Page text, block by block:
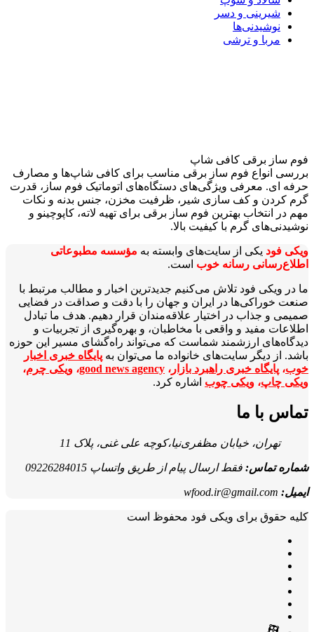
شیرینی و دسر
نوشیدنی‌ها
مربا و ترشی
فوم‌ ساز برقی کافی شاپ
بررسی انواع فوم ساز برقی مناسب برای کافی شاپ‌ها و مصارف
حرفه ای. معرفی ویژگی‌های دستگاه‌های اتوماتیک فوم ساز، قدرت
گرم کردن و کف سازی شیر، ظرفیت مخزن، جنس بدنه و نکات
مهم در انتخاب بهترین فوم ساز برقی برای تهیه لاته، کاپوچینو و
نوشیدنی‌های گرم با کیفیت بالا.
ویکی‌ فود یکی از سایت‌های وابسته به مؤسسه مطبوعاتی
اطلاع‌رسانی رسانه خوب است.
ما در ویکی‌ فود تلاش می‌کنیم جدیدترین اخبار و مطالب مرتبط با
صنعت خوراکی‌ها در ایران و جهان را با دقت و صداقت در فضایی
صمیمی و جذاب در اختیار علاقه‌مندان قرار دهیم. هدف ما تبادل
اطلاعات مفید و واقعی با مخاطبان، و بهره‌گیری از تجربیات و
دیدگاه‌های ارزشمند شماست که می‌تواند راه‌گشای مسیر این حوزه
باشد. از دیگر سایت‌های خانواده ما می‌توان به پایگاه خبری اخبار
خوب، پایگاه خبری راهبرد بازار ، good news agency، ویکی چرم،
ویکی چاپ، ویکی چوب اشاره کرد.
تماس با ما
تهران، خیابان مظفری‌نیا،کوچه علی غنی، پلاک 11
شماره تماس: فقط ارسال پیام از طریق واتساپ 09226284015
ایمیل: wfood.ir@gmail.com
کلیه حقوق برای ویکی فود محفوظ است